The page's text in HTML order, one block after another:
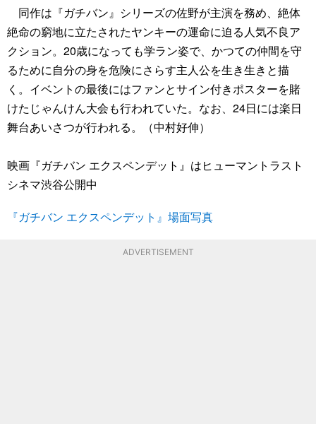
同作は『ガチバン』シリーズの佐野が主演を務め、絶体
絶命の窮地に立たされたヤンキーの運命に迫る人気不良ア
クション。20歳になっても学ラン姿で、かつての仲間を守
るために自分の身を危険にさらす主人公を生き生きと描
く。イベントの最後にはファンとサイン付きポスターを賭
けたじゃんけん大会も行われていた。なお、24日には楽日
舞台あいさつが行われる。（中村好伸）
映画『ガチバン エクスペンデット』はヒューマントラスト
シネマ渋谷公開中
『ガチバン エクスペンデット』場面写真
ADVERTISEMENT